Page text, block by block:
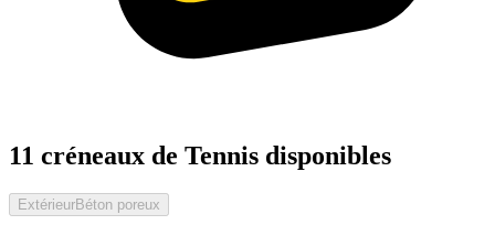
11 créneaux de Tennis disponibles
ExtérieurBéton poreux